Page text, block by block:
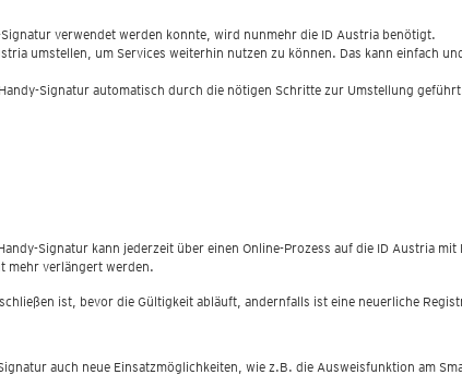
verwendet werden konnte, wird nunmehr die ID Austria benötigt.
umstellen, um Services weiterhin nutzen zu können. Das kann einfach
Signatur automatisch durch die nötigen Schritte zur Umstellung
Signatur kann jederzeit über einen Online-Prozess auf die ID Austria
mehr verlängert werden.
ist, bevor die Gültigkeit abläuft, andernfalls ist eine neuerliche
auch neue Einsatzmöglichkeiten, wie z.B. die Ausweisfunktion am